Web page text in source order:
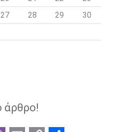
27 28 29
30
άρθρο!